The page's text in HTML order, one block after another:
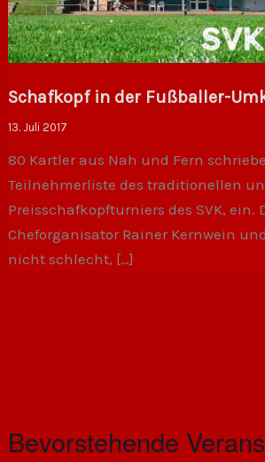
Schafkopf in der Fußballer-
13. Juli 2017
80 Kartler aus Nah und Fern
Teilnehmerliste des traditionellen
Preisschafkopfturniers des SVK, ein.
Cheforganisator Rainer Kernwein
nicht schlecht, […]
Bevorstehende